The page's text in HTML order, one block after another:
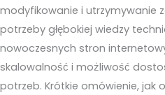
modyfikowanie i utrzymywanie
potrzeby głębokiej wiedzy
nowoczesnych stron
skalowalność i możliwość
potrzeb. Krótkie omówienie, jak